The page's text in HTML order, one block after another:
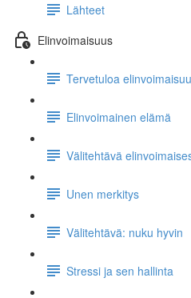
Lähteet
Elinvoimaisuus
Tervetuloa
Elinvoimainen elämä
Välitehtävä
Unen merkitys
Välitehtävä: nuku hyvin
Stressi ja sen hallinta